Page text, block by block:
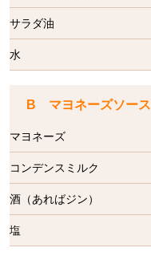
サラダ油
水
B マヨネーズソース
マヨネーズ
コンデンスミルク
酒（あればジン）
塩